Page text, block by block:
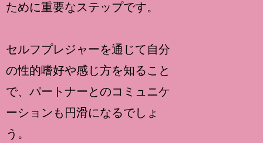
ために重要なステップです。
セルフプレジャーを通じて自分
の性的嗜好や感じ方を知ること
で、パートナーとのコミュニケ
ーションも円滑になるでしょ
う。